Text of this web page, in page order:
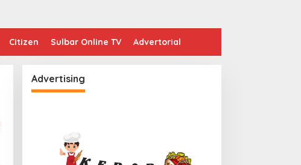
Citizen Sulbar Online TV Advertorial
Advertising